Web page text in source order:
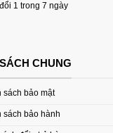
1 trong 7 ngày
CHUNG
sách bảo mật
sách bảo hành